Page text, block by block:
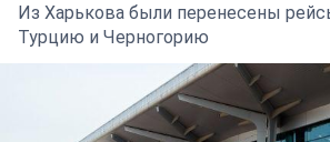
Из Харькова были перенесены
Турцию и Черногорию